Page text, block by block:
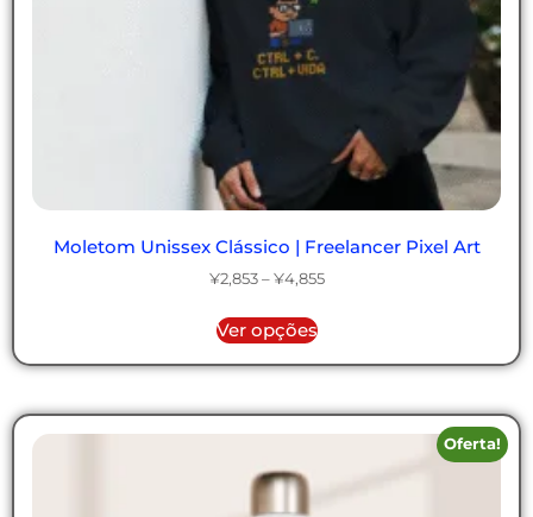
Moletom Unissex Clássico | Freelancer Pixel Art
¥2,853 – ¥4,855
Ver opções
Oferta!